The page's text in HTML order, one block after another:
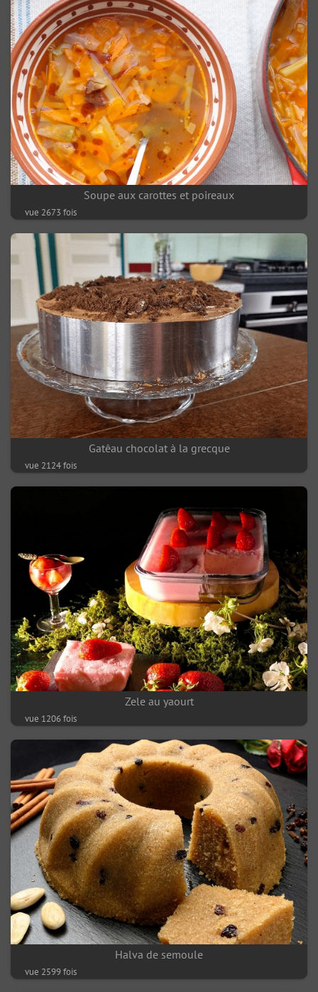
Soupe aux carottes et poireaux
vue 2673 fois
Gatêau chocolat à la grecque
vue 2124 fois
Zele au yaourt
vue 1206 fois
Halva de semoule
vue 2599 fois